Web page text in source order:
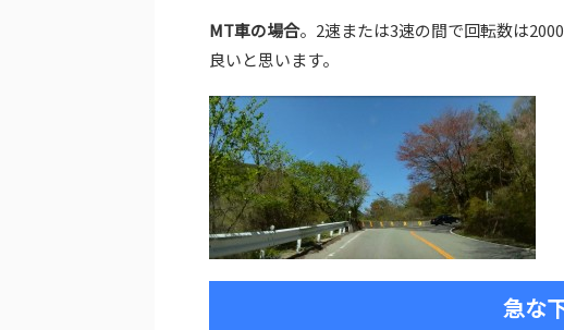
MT車の場合。2速または3速の間で回転数は
良いと思います。
急な